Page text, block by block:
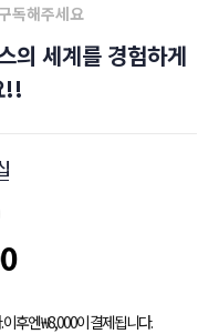
독해주세요
의 세계를 경험하게
!!
후엔 ₩8,000이 결제됩니다.